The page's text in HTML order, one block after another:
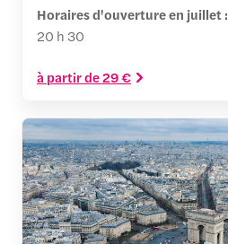
Horaires d'ouverture en juillet :
20 h 30
à partir de 29 €